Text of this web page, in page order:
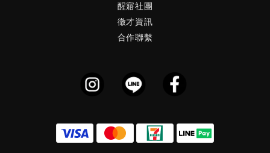
醒寤社團
徵才資訊
合作聯繫